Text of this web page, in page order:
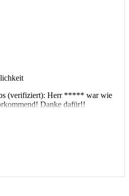
(verifiziert): Herr ***** war wie
Danke dafür!!